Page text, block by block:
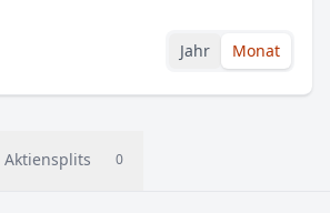
Jahr Monat
Aktiensplits 0